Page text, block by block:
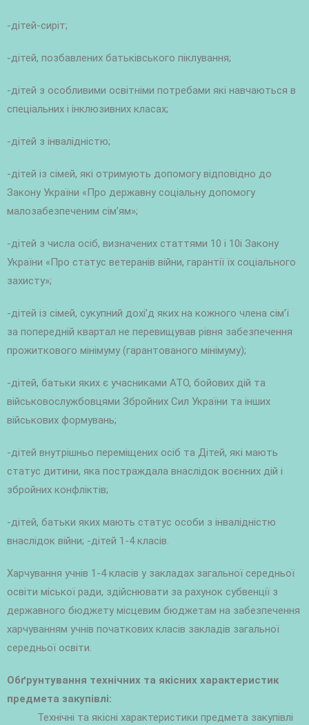
-дітей-сиріт;
-дітей, позбавлених батьківського піклування;
-дітей з особливими освітніми потребами які навчаються в
спеціальних і інклюзивних класах;
-дітей з інвалідністю;
-дітей із сімей, які отримують допомогу відповідно до
Закону України «Про державну соціальну допомогу
малозабезпеченим сім’ям»;
-дітей з числа осіб, визначених статтями 10 і 10і Закону
України «Про статус ветеранів війни, гарантії їх соціального
захисту»;
-дітей із сімей, сукупний дохі’д яких на кожного члена сім’ї
за попередній квартал не перевищував рівня забезпечення
прожиткового мінімуму (гарантованого мінімуму);
-дітей, батьки яких є учасниками АТО, бойових дій та
військовослужбовцями Збройних Сил України та інших
військових формувань;
-дітей внутрішньо переміщених осіб та Дітей, які мають
статус дитини, яка постраждала внаслідок воєнних дій і
збройних конфліктів;
-дітей, батьки яких мають статус особи з інвалідністю
внаслідок війни; -дітей 1-4 класів.
Харчування учнів 1-4 класів у закладах загальної середньої
освіти міської ради, здійснювати за рахунок субвенції з
державного бюджету місцевим бюджетам на забезпечення
харчуванням учнів початкових класів закладів загальної
середньої освіти.
Обґрунтування технічних та якісних характеристик
предмета закупівлі:
Технічні та якісні характеристики предмета закупівлі